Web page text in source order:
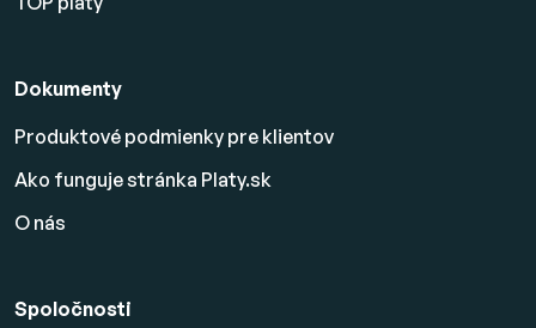
Dokumenty
Produktové podmienky pre klientov
Ako funguje stránka Platy.sk
O nás
Spoločnosti